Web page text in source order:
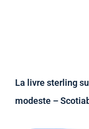
La livre sterling
modeste –